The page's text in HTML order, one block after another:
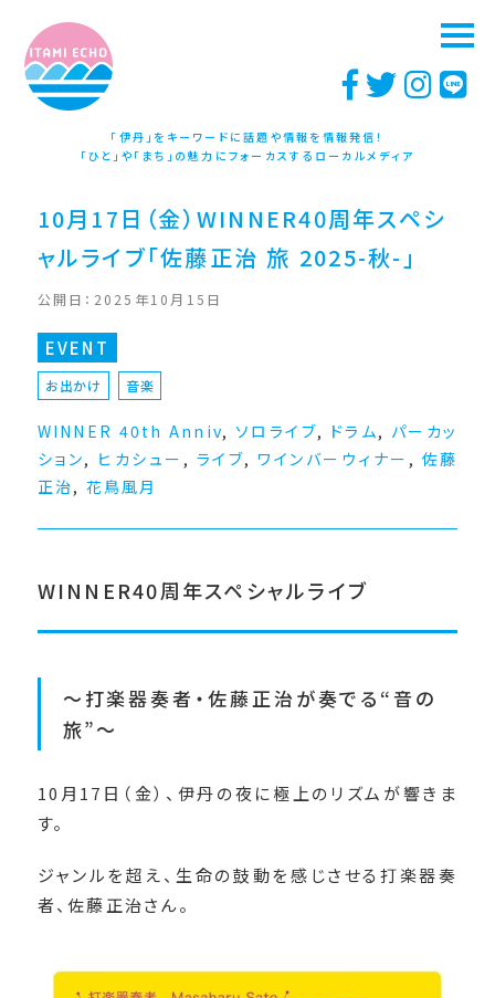
「伊丹」をキーワードに話題や情報を情報発信！
「ひと」や「まち」の魅力にフォーカスするローカルメディア
10月17日（金）WINNER40周年スペシ
ャルライブ「佐藤正治 旅 2025-秋-」
公開日：2025年10月15日
EVENT
お出かけ 音楽
WINNER 40th Anniv, ソロライブ, ドラム, パーカッ
ション, ヒカシュー , ライブ, ワインバーウィナー , 佐藤
正治, 花鳥風月
WINNER40周年スペシャルライブ
～打楽器奏者・佐藤正治が奏でる“音の
旅”～
10月17日（金）、伊丹の夜に極上のリズムが響きま
す。
ジャンルを超え、生命の鼓動を感じさせる打楽器奏
者、佐藤正治さん。